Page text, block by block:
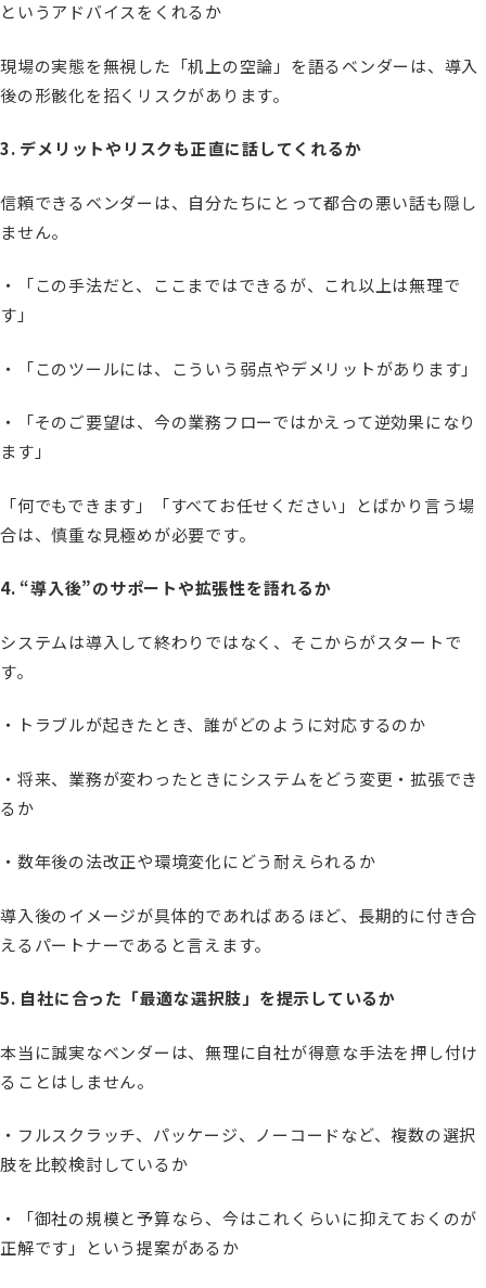
というアドバイスをくれるか
現場の実態を無視した「机上の空論」を語るベンダーは、導入
後の形骸化を招くリスクがあります。
3. デメリットやリスクも正直に話してくれるか
信頼できるベンダーは、自分たちにとって都合の悪い話も隠し
ません。
・「この手法だと、ここまではできるが、これ以上は無理で
す」
・「このツールには、こういう弱点やデメリットがあります」
・「そのご要望は、今の業務フローではかえって逆効果になり
ます」
「何でもできます」「すべてお任せください」とばかり言う場
合は、慎重な見極めが必要です。
4. “導入後”のサポートや拡張性を語れるか
システムは導入して終わりではなく、そこからがスタートで
す。
・トラブルが起きたとき、誰がどのように対応するのか
・将来、業務が変わったときにシステムをどう変更・拡張でき
るか
・数年後の法改正や環境変化にどう耐えられるか
導入後のイメージが具体的であればあるほど、長期的に付き合
えるパートナーであると言えます。
5. 自社に合った「最適な選択肢」を提示しているか
本当に誠実なベンダーは、無理に自社が得意な手法を押し付け
ることはしません。
・フルスクラッチ、パッケージ、ノーコードなど、複数の選択
肢を比較検討しているか
・「御社の規模と予算なら、今はこれくらいに抑えておくのが
正解です」という提案があるか